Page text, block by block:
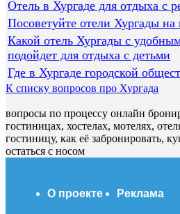
Отель в Хургаде для отдыха с
Посоветуйте отели Хургады
Какой отель Хургады с
подойдет для отдыха с детьми
Где в Хургаде городской
К списку вопросов про Хургада
вопросы по процессу онлайн
гостиницах, хостелах, мотелях,
гостиницу, как её забронировать,
остаться с носом
О проекте Реклама